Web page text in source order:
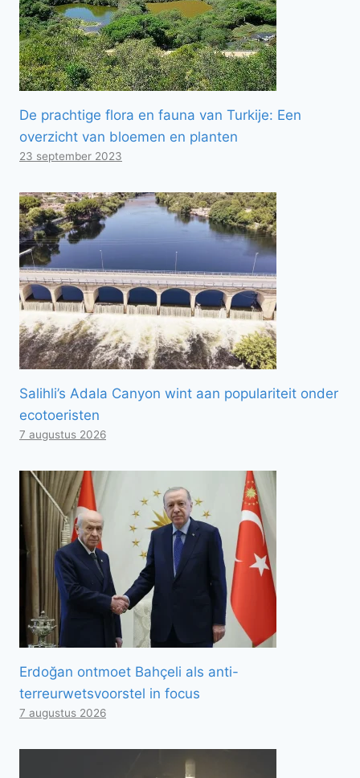
De prachtige flora en fauna van Turkije: Een
overzicht van bloemen en planten
23 september 2023
Salihli’s Adala Canyon wint aan populariteit onder
ecotoeristen
7 augustus 2026
Erdoğan ontmoet Bahçeli als anti-
terreurwetsvoorstel in focus
7 augustus 2026